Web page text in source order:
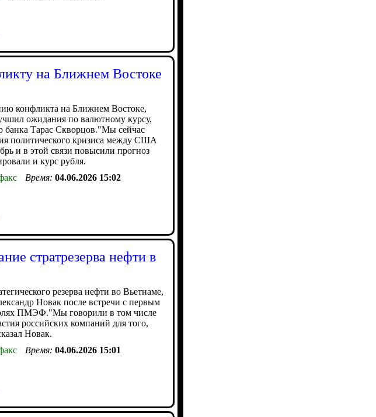
на Ближнем Востоке
конфликта на Ближнем Востоке,
ожидания по валютному курсу,
банка Тарас Скворцов."Мы сейчас
политического кризиса между США
и в этой связи повысили прогноз
и курс рубля.
Время: 04.06.2026 15:02
стратрезерва нефти в
резерва нефти во Вьетнаме,
Новак после встречи с первым
ПМЭФ."Мы говорили в том числе
российских компаний для того,
Новак.
Время: 04.06.2026 15:01